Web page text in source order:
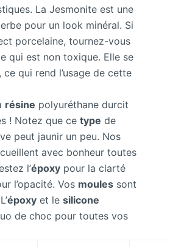
La Jesmonite est une
pour un look minéral. Si
porcelaine, tournez-vous
qui est non toxique. Elle se
ce qui rend l’usage de cette
résine polyuréthane durcit
! Notez que ce type de
peut jaunir un peu. Nos
avec bonheur toutes
l’époxy pour la clarté
l’opacité. Vos moules sont
époxy et le silicone
de choc pour toutes vos